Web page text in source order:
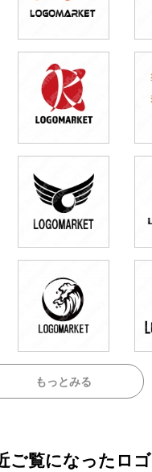
もっとみる
ご覧になったロゴ